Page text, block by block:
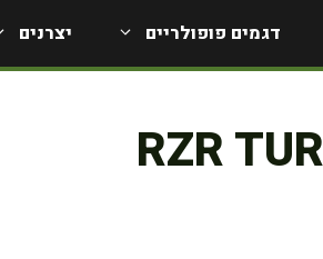
דגמים פופולריים יצרנים